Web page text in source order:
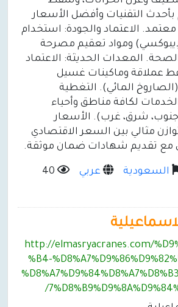
التقنيات وأفضل الأسعار
الاعتماد والجودة: استخدام
ومواد تعقيم مصرحة
على الصحة. المعدات الحديثة: الاعتماد
عملاقة وماكينات غسيل
المائي). التغطية
لكافة مناطق وأحياء
شرق، غرب). الأسعار
مثالي بين السعر الاقتصادي
مع تقديم شهادات ضمان موثقة.
السعودية عربي
http://elmasryacranes.com/
%B4-